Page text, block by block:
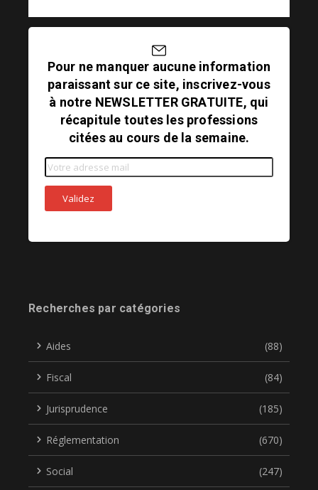
Pour ne manquer aucune information
paraissant sur ce site, inscrivez-vous
à notre NEWSLETTER GRATUITE, qui
récapitule toutes les professions
citées au cours de la semaine.
Recherches par catégories
Aides (88)
Fiscal (84)
Jurisprudence (185)
Réglementation (670)
Social (247)